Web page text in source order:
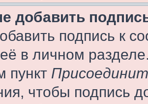
добавить
подпись к
в личном
пункт
чтобы подпись